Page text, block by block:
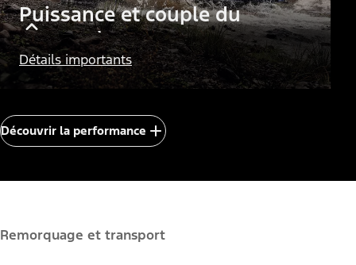
Puissance et couple du
moteur à essence
Détails importants
Découvrir la performance
Remorquage et transport